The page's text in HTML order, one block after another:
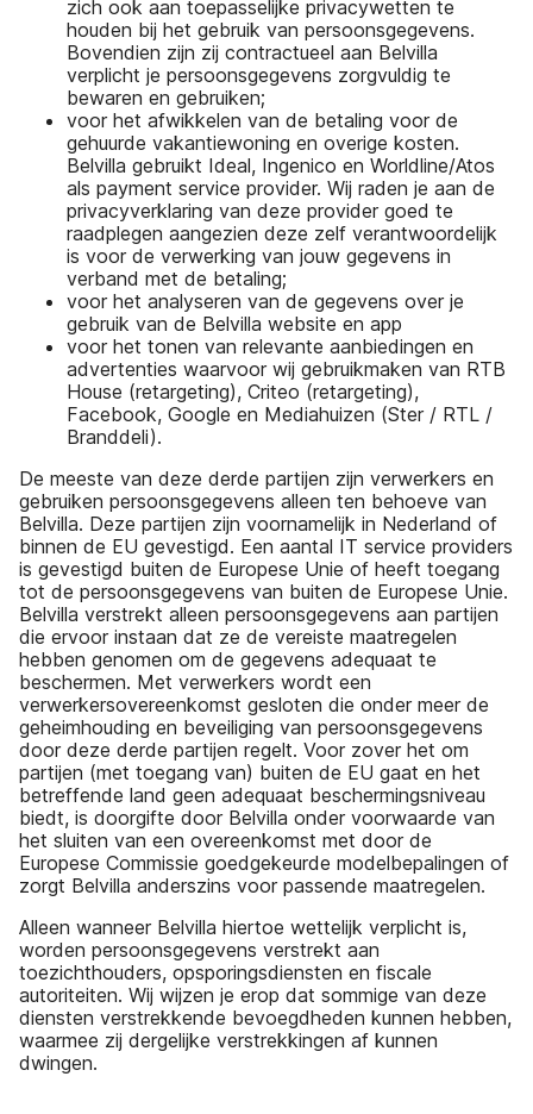
zich ook aan toepasselijke privacywetten te
houden bij het gebruik van persoonsgegevens.
Bovendien zijn zij contractueel aan Belvilla
verplicht je persoonsgegevens zorgvuldig te
bewaren en gebruiken;
voor het afwikkelen van de betaling voor de
gehuurde vakantiewoning en overige kosten.
Belvilla gebruikt Ideal, Ingenico en Worldline/Atos
als payment service provider. Wij raden je aan de
privacyverklaring van deze provider goed te
raadplegen aangezien deze zelf verantwoordelijk
is voor de verwerking van jouw gegevens in
verband met de betaling;
voor het analyseren van de gegevens over je
gebruik van de Belvilla website en app
voor het tonen van relevante aanbiedingen en
advertenties waarvoor wij gebruikmaken van RTB
House (retargeting), Criteo (retargeting),
Facebook, Google en Mediahuizen (Ster / RTL /
Branddeli).
De meeste van deze derde partijen zijn verwerkers en
gebruiken persoonsgegevens alleen ten behoeve van
Belvilla. Deze partijen zijn voornamelijk in Nederland of
binnen de EU gevestigd. Een aantal IT service providers
is gevestigd buiten de Europese Unie of heeft toegang
tot de persoonsgegevens van buiten de Europese Unie.
Belvilla verstrekt alleen persoonsgegevens aan partijen
die ervoor instaan dat ze de vereiste maatregelen
hebben genomen om de gegevens adequaat te
beschermen. Met verwerkers wordt een
verwerkersovereenkomst gesloten die onder meer de
geheimhouding en beveiliging van persoonsgegevens
door deze derde partijen regelt. Voor zover het om
partijen (met toegang van) buiten de EU gaat en het
betreffende land geen adequaat beschermingsniveau
biedt, is doorgifte door Belvilla onder voorwaarde van
het sluiten van een overeenkomst met door de
Europese Commissie goedgekeurde modelbepalingen of
zorgt Belvilla anderszins voor passende maatregelen.
Alleen wanneer Belvilla hiertoe wettelijk verplicht is,
worden persoonsgegevens verstrekt aan
toezichthouders, opsporingsdiensten en fiscale
autoriteiten. Wij wijzen je erop dat sommige van deze
diensten verstrekkende bevoegdheden kunnen hebben,
waarmee zij dergelijke verstrekkingen af kunnen
dwingen.